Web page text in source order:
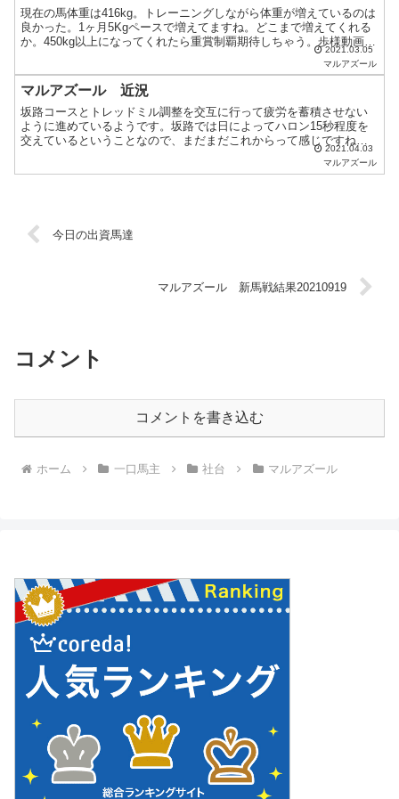
現在の馬体重は416kg。トレーニングしながら体重が増えているのは
良かった。1ヶ月5Kgペースで増えてますね。どこまで増えてくれる
か。450kg以上になってくれたら重賞制覇期待しちゃう。歩様動画見
2021.03.05
マルアズール
マルアズール 近況
坂路コースとトレッドミル調整を交互に行って疲労を蓄積させない
ように進めているようです。坂路では日によってハロン15秒程度を
交えているということなので、まだまだこれからって感じですね。
2021.04.03
マルアズール
今日の出資馬達
マルアズール 新馬戦結果20210919
コメント
コメントを書き込む
ホーム 一口馬主 社台 マルアズール